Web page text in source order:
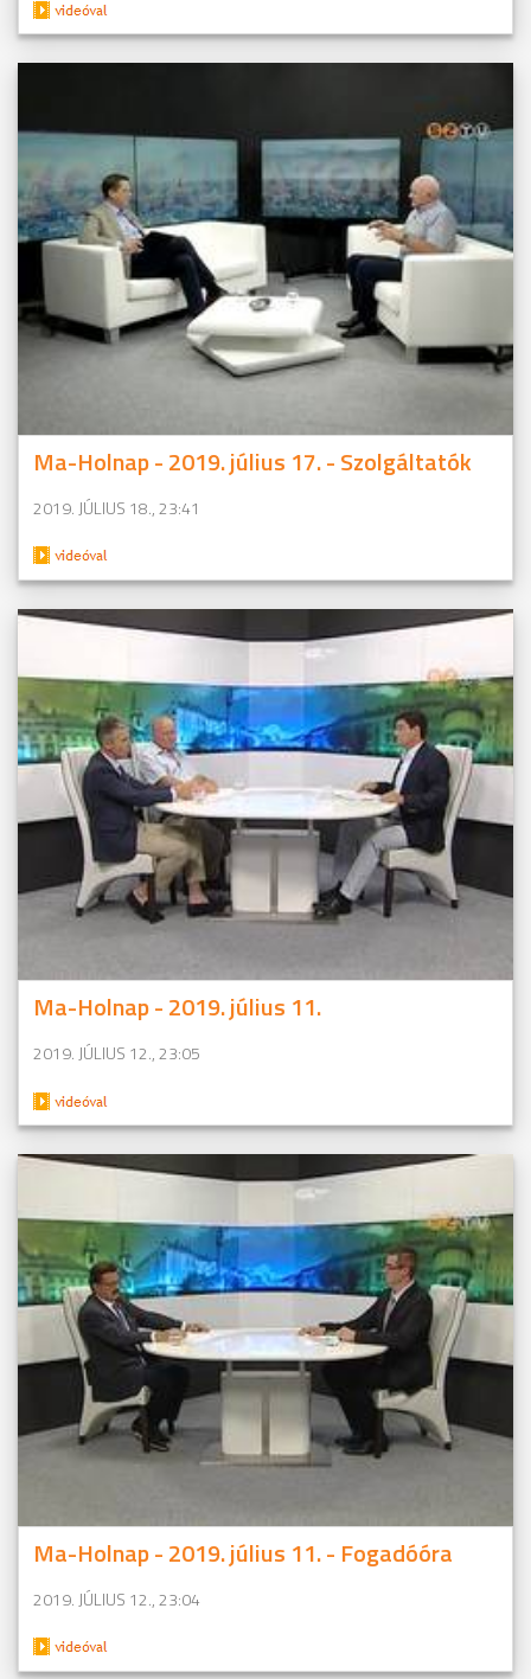
Ma-Holnap - 2019. július 17. - Szolgáltatók
2019. JÚLIUS 18., 23:41
Ma-Holnap - 2019. július 11.
2019. JÚLIUS 12., 23:05
Ma-Holnap - 2019. július 11. - Fogadóóra
2019. JÚLIUS 12., 23:04